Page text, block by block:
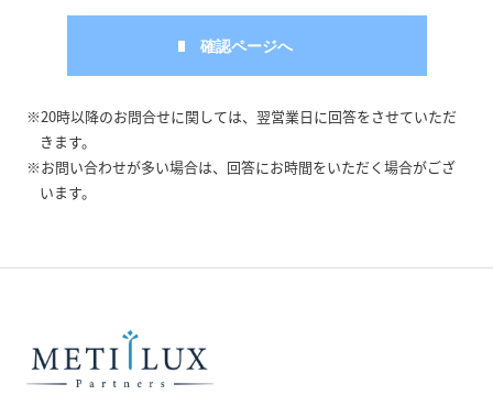
※20時以降のお問合せに関しては、翌営業日に回答をさせていただ
きます。
※お問い合わせが多い場合は、回答にお時間をいただく場合がござ
います。